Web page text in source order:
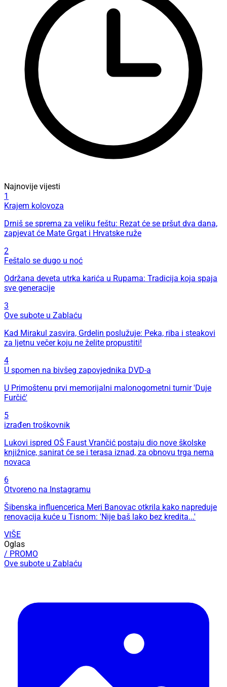
Najnovije vijesti
1
Krajem kolovoza
Drniš se sprema za veliku feštu: Rezat će se pršut dva dana,
zapjevat će Mate Grgat i Hrvatske ruže
2
Feštalo se dugo u noć
Održana deveta utrka karića u Rupama: Tradicija koja spaja
sve generacije
3
Ove subote u Zablaću
Kad Mirakul zasvira, Grdelin poslužuje: Peka, riba i steakovi
za ljetnu večer koju ne želite propustiti!
4
U spomen na bivšeg zapovjednika DVD-a
U Primoštenu prvi memorijalni malonogometni turnir 'Duje
Furčić'
5
izrađen troškovnik
Lukovi ispred OŠ Faust Vrančić postaju dio nove školske
knjižnice, sanirat će se i terasa iznad, za obnovu trga nema
novaca
6
Otvoreno na Instagramu
Šibenska influencerica Meri Banovac otkrila kako napreduje
renovacija kuće u Tisnom: 'Nije baš lako bez kredita...'
VIŠE
Oglas
/ PROMO
Ove subote u Zablaću